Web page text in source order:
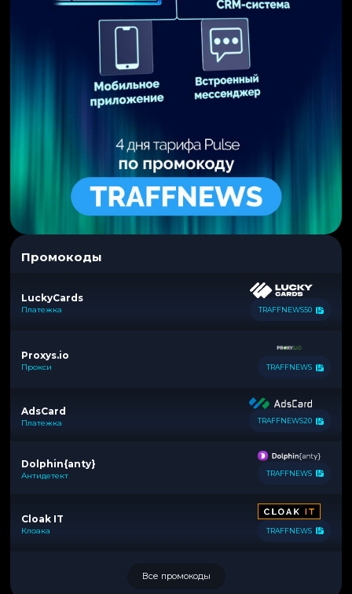
Промокоды
LuckyCards
Платежка TRAFFNEWS50
Proxys.io
Прокси TRAFFNEWS
AdsCard
Платежка TRAFFNEWS20
Dolphin{anty}
Антидетект TRAFFNEWS
Cloak IT
Клоака TRAFFNEWS
Все промокоды